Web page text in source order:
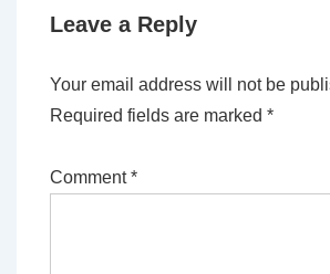
Leave a Reply
Your email address will not be
Required fields are marked *
Comment*